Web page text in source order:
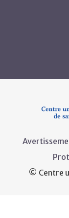
© Centre